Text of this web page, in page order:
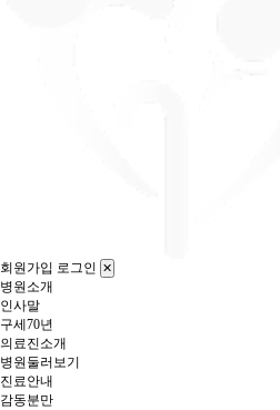
회원가입 로그인 ✕
병원소개
인사말
구세70년
의료진소개
병원둘러보기
진료안내
감동분만